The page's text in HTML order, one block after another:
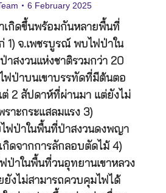
6 February 2025
เกิดขึ้นพร้อมกันหลายพื้นที่
1) จ.เพชรบูรณ์ พบไฟป่าใน
าสงวนแห่งชาติรวมกว่า 20
ฟป่าบนเขาบรรทัดที่มีต้นตอ
2 สัปดาห์ที่ผ่านมา แต่ยังไม่
ราะกระแสลมแรง 3)
ฟป่าในพื้นที่ป่าสงวนดงพญา
กิดจากการลักลอบตัดไม้ 4)
ป่าในพื้นที่วนอุทยานเขาหลวง
ยังไม่สามารถควบคุมไฟได้